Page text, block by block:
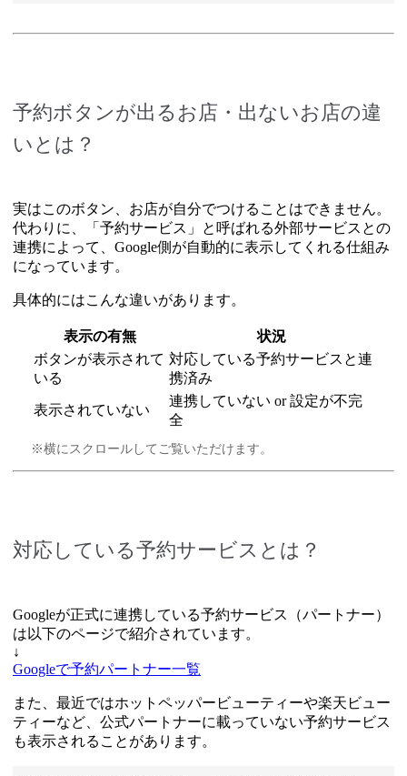
予約ボタンが出るお店・出ないお店の違
いとは？
実はこのボタン、お店が自分でつけることはできません。
代わりに、「予約サービス」と呼ばれる外部サービスとの
連携によって、Google側が自動的に表示してくれる仕組み
になっています。
具体的にはこんな違いがあります。
表示の有無
状況
ボタンが表示されて
いる
対応している予約サービスと連
携済み
表示されていない
連携していない or 設定が不完
全
※横にスクロールしてご覧いただけます。
対応している予約サービスとは？
Googleが正式に連携している予約サービス（パートナー）
は以下のページで紹介されています。
↓
Googleで予約パートナー一覧
また、最近ではホットペッパービューティーや楽天ビュー
ティーなど、公式パートナーに載っていない予約サービス
も表示されることがあります。